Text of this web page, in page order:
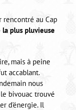
rencontré au Cap
plus pluvieuse
mais à peine
accablant.
nous
bivouac trouvé
d’énergie. Il